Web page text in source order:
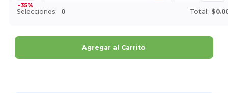
-35%
Selecciones: 0 Total:
Agregar al Carrito